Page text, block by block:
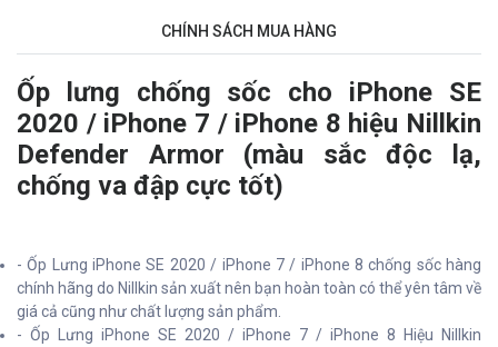
CHÍNH SÁCH MUA HÀNG
Ốp lưng chống sốc cho iPhone SE
2020 / iPhone 7 / iPhone 8 hiệu Nillkin
Defender Armor (màu sắc độc lạ,
chống va đập cực tốt)
- Ốp Lưng iPhone SE 2020 / iPhone 7 / iPhone 8 chống sốc hàng
chính hãng do Nillkin sản xuất nên bạn hoàn toàn có thể yên tâm về
giá cả cũng như chất lượng sản phẩm.
- Ốp Lưng iPhone SE 2020 / iPhone 7 / iPhone 8 Hiệu Nillkin